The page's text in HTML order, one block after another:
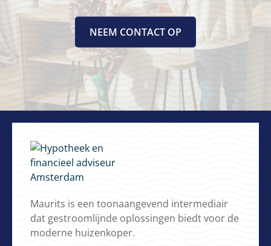
NEEM CONTACT OP
Maurits is een toonaangevend intermediair
dat gestroomlijnde oplossingen biedt voor de
moderne huizenkoper.